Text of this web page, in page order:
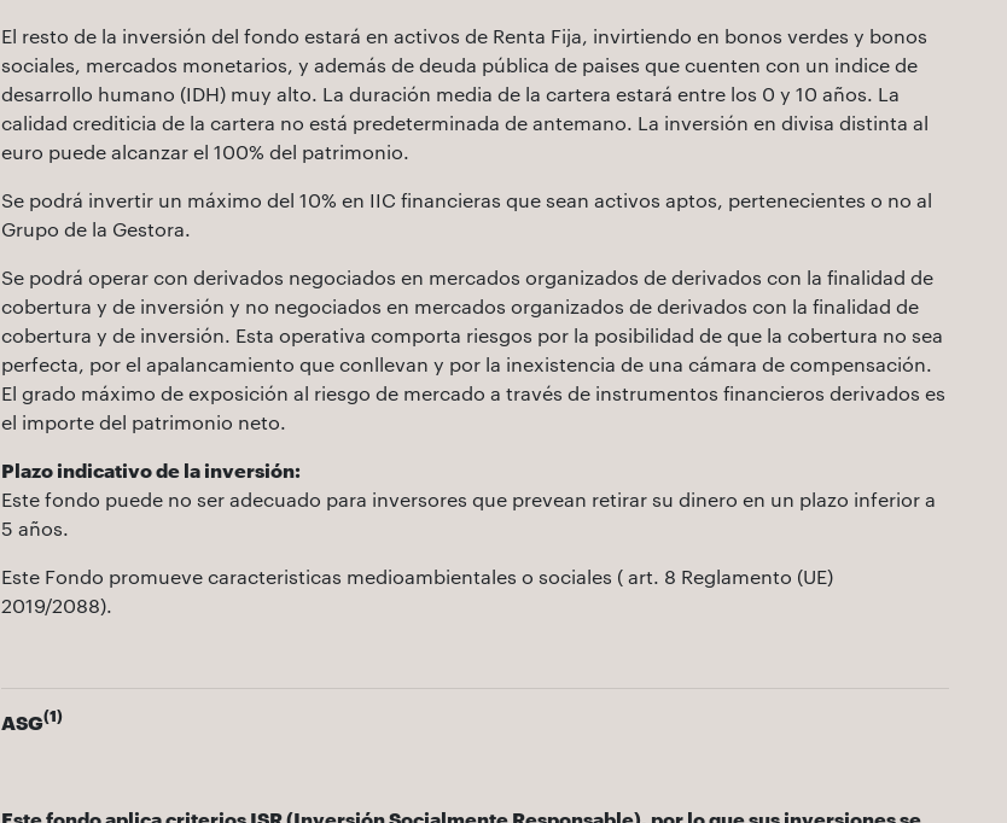
El resto de la inversión del fondo estará en activos de Renta Fija, invirtiendo en bonos verdes y bonos
sociales, mercados monetarios, y además de deuda pública de paises que cuenten con un indice de
desarrollo humano (IDH) muy alto. La duración media de la cartera estará entre los 0 y 10 años. La
calidad crediticia de la cartera no está predeterminada de antemano. La inversión en divisa distinta al
euro puede alcanzar el 100% del patrimonio.
Se podrá invertir un máximo del 10% en IIC financieras que sean activos aptos, pertenecientes o no al
Grupo de la Gestora.
Se podrá operar con derivados negociados en mercados organizados de derivados con la finalidad de
cobertura y de inversión y no negociados en mercados organizados de derivados con la finalidad de
cobertura y de inversión. Esta operativa comporta riesgos por la posibilidad de que la cobertura no sea
perfecta, por el apalancamiento que conllevan y por la inexistencia de una cámara de compensación.
El grado máximo de exposición al riesgo de mercado a través de instrumentos financieros derivados es
el importe del patrimonio neto.
Plazo indicativo de la inversión:
Este fondo puede no ser adecuado para inversores que prevean retirar su dinero en un plazo inferior a
5 años.
Este Fondo promueve caracteristicas medioambientales o sociales ( art. 8 Reglamento (UE)
2019/2088).
ASG(1)